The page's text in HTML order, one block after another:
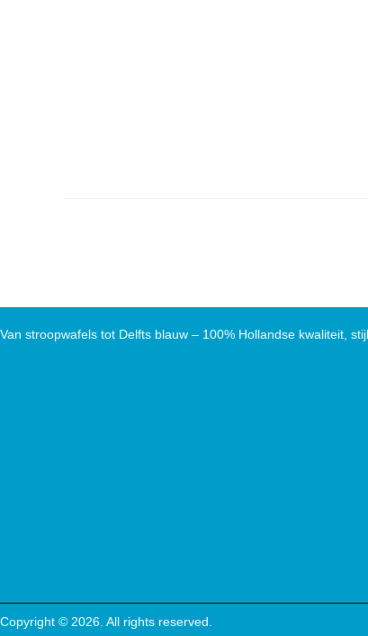
Van stroopwafels tot Delfts blauw – 100% Hollandse kwaliteit,
Copyright © 2026. All rights reserved.